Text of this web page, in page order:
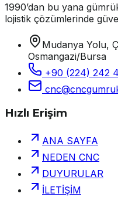
1990’dan bu yana
lojistik çözümlerinde
Mudanya Yolu,
Osmangazi/Bursa
+90 (224) 242
Hızlı Erişim
ANA SAYFA
NEDEN CNC
DUYURULAR
İLETİŞİM